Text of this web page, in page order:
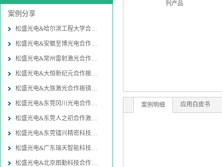
案例分享
松盛光电&哈尔滨工程大学合作振
松盛光电&安徽至博光电合作振镜
松盛光电&常州雷射激光合作振镜
松盛光电&大恒新纪元合作振镜同
松盛光电&大族激光合作振镜同轴
松盛光电&东莞冈川光电合作振镜
松盛光电&东莞人之初合作激光焊
松盛光电&东莞镭兴精密科技合作
松盛光电&广东瑞天智能科技合作
松盛光电&北京图勤科技合作振镜
案例明细 应用白皮书